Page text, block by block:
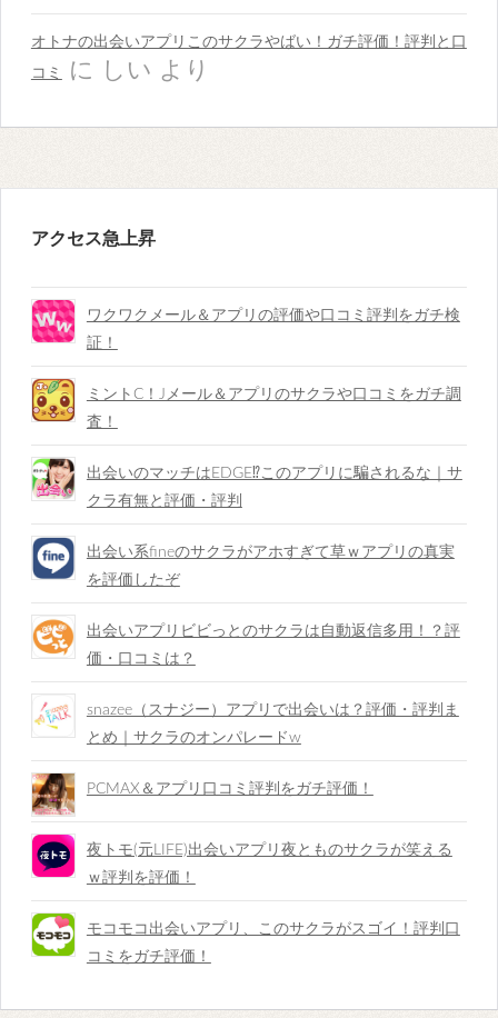
オトナの出会いアプリこのサクラやばい！ガチ評価！評判と口
コミ
に しい より
アクセス急上昇
ワクワクメール＆アプリの評価や口コミ評判をガチ検
証！
ミントC！Jメール＆アプリのサクラや口コミをガチ調
査！
出会いのマッチはEDGE⁉︎このアプリに騙されるな｜サ
クラ有無と評価・評判
出会い系fineのサクラがアホすぎて草ｗアプリの真実
を評価したぞ
出会いアプリビビっとのサクラは自動返信多用！？評
価・口コミは？
snazee（スナジー）アプリで出会いは？評価・評判ま
とめ｜サクラのオンパレードw
PCMAX＆アプリ口コミ評判をガチ評価！
夜トモ(元LIFE)出会いアプリ夜とものサクラが笑える
ｗ評判を評価！
モコモコ出会いアプリ、このサクラがスゴイ！評判口
コミをガチ評価！